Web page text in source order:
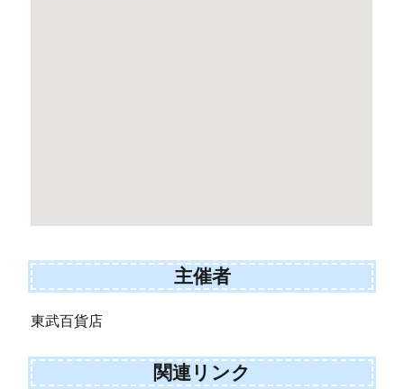
主催者
東武百貨店
関連リンク